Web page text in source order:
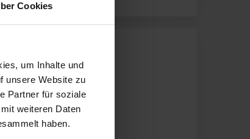
Cookies
um Inhalte und
unsere Website zu
Partner für soziale
weiteren Daten
haben.